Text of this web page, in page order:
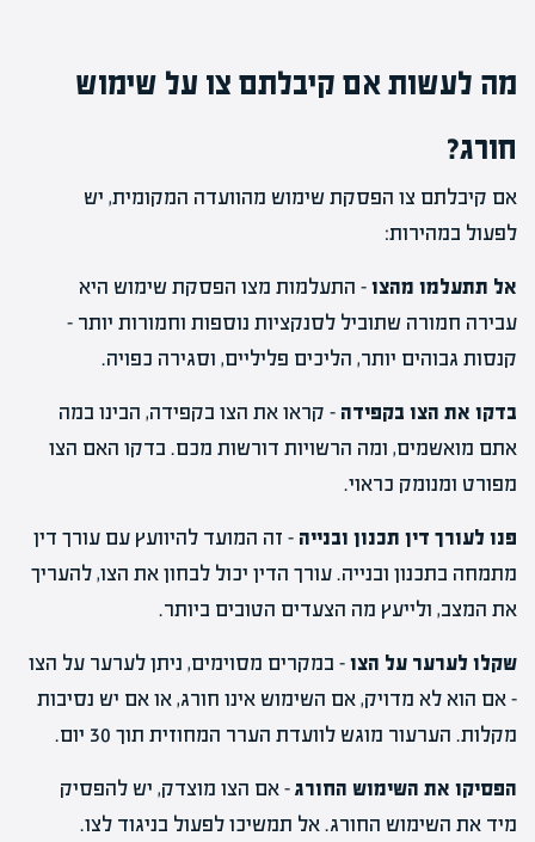
מה לעשות אם קיבלתם צו על שימוש
חורג?
אם קיבלתם צו הפסקת שימוש מהוועדה המקומית, יש
לפעול במהירות:
אל תתעלמו מהצו– התעלמות מצו הפסקת שימוש היא
עבירה חמורה שתוביל לסנקציות נוספות וחמורות יותר –
קנסות גבוהים יותר, הליכים פליליים, וסגירה כפויה.
בדקו את הצו בקפידה – קראו את הצו בקפידה, הבינו במה
אתם מואשמים, ומה הרשויות דורשות מכם. בדקו האם הצו
מפורט ומנומק כראוי.
פנו לעורך דין תכנון ובנייה – זה המועד להיוועץ עם עורך דין
מתמחה בתכנון ובנייה. עורך הדין יכול לבחון את הצו, להעריך
את המצב, ולייעץ מה הצעדים הטובים ביותר.
שקלו לערער על הצו– במקרים מסוימים, ניתן לערער על הצו
– אם הוא לא מדויק, אם השימוש אינו חורג, או אם יש נסיבות
מקלות. הערעור מוגש לוועדת הערר המחוזית תוך 30 יום.
הפסיקו את השימוש החורג– אם הצו מוצדק, יש להפסיק
מיד את השימוש החורג. אל תמשיכו לפעול בניגוד לצו.